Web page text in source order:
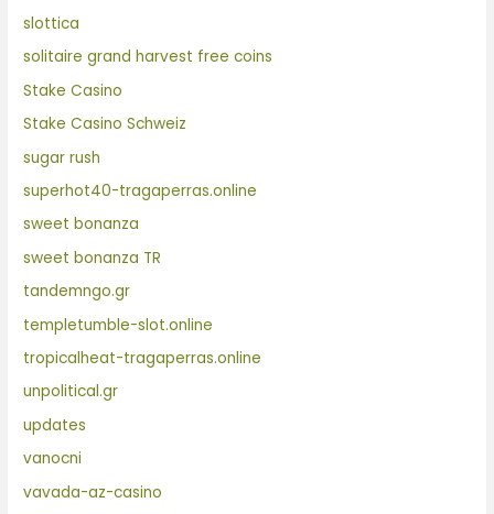
slottica
solitaire grand harvest free coins
Stake Casino
Stake Casino Schweiz
sugar rush
superhot40-tragaperras.online
sweet bonanza
sweet bonanza TR
tandemngo.gr
templetumble-slot.online
tropicalheat-tragaperras.online
unpolitical.gr
updates
vanocni
vavada-az-casino